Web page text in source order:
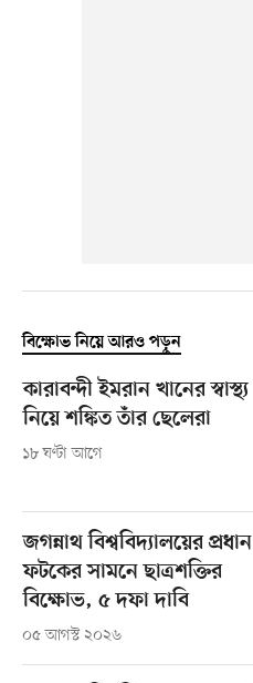
বিক্ষোভ নিয়ে আরও পড়ুন
কারাবন্দী ইমরান খানের স্বাস্থ্য
নিয়ে শঙ্কিত তাঁর ছেলেরা
১৮ ঘণ্টা আগে
জগন্নাথ বিশ্ববিদ্যালয়ের প্রধান
ফটকের সামনে ছাত্রশক্তির
বিক্ষোভ, ৫ দফা দাবি
০৫ আগস্ট ২০২৬